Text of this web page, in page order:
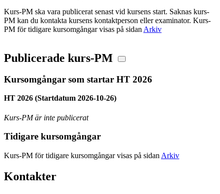
Kurs-PM ska vara publicerat senast vid kursens start. Saknas kurs-
PM kan du kontakta kursens kontaktperson eller examinator. Kurs-
PM för tidigare kursomgångar visas på sidan Arkiv
Publicerade kurs-PM
Kursomgångar som startar HT 2026
HT 2026 (Startdatum 2026-10-26)
Kurs-PM är inte publicerat
Tidigare kursomgångar
Kurs-PM för tidigare kursomgångar visas på sidan Arkiv
Kontakter